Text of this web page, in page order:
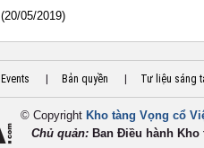
(20/05/2019)
Events Bản quyền Tư liệu sáng
© Copyright Kho tàng Vọng cổ
Chủ quản: Ban Điều hành